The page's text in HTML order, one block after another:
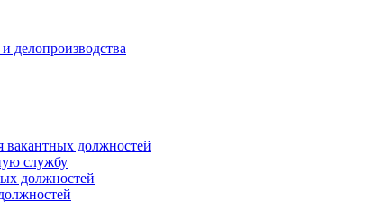
делопроизводства
вакантных должностей
службу
должностей